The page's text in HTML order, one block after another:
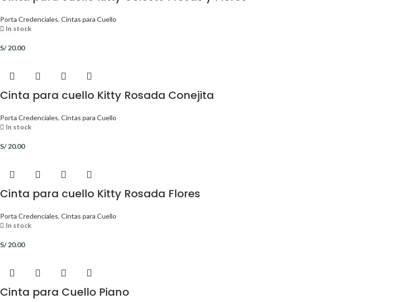
Porta Credenciales, Cintas para Cuello
In stock
S/20.00
Cinta para cuello Kitty Rosada Conejita
Porta Credenciales, Cintas para Cuello
In stock
S/20.00
Cinta para cuello Kitty Rosada Flores
Porta Credenciales, Cintas para Cuello
In stock
S/20.00
Cinta para Cuello Piano